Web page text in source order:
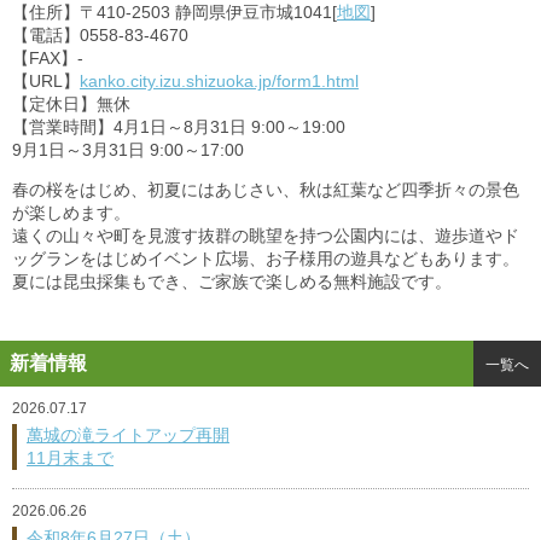
【住所】〒410-2503 静岡県伊豆市城1041[地図]
【電話】0558-83-4670
【FAX】-
【URL】 kanko.city.izu.shizuoka.jp/form1.html
【定休日】無休
【営業時間】4月1日～8月31日 9:00～19:00
9月1日～3月31日 9:00～17:00
春の桜をはじめ、初夏にはあじさい、秋は紅葉など四季折々の景色
が楽しめます。
遠くの山々や町を見渡す抜群の眺望を持つ公園内には、遊歩道やド
ッグランをはじめイベント広場、お子様用の遊具などもあります。
夏には昆虫採集もでき、ご家族で楽しめる無料施設です。
新着情報 一覧へ
2026.07.17
萬城の滝ライトアップ再開
11月末まで
2026.06.26